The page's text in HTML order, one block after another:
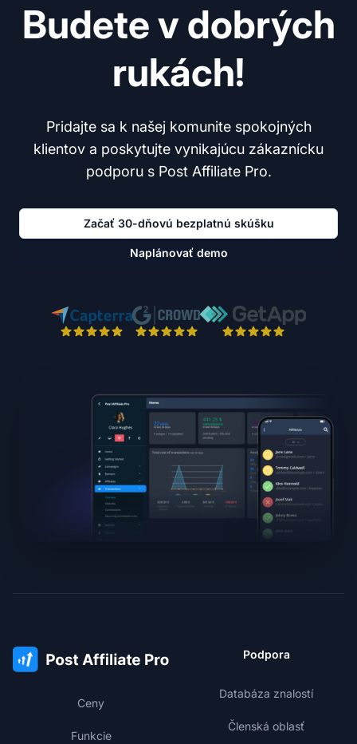
Budete v dobrých
rukách!
Pridajte sa k našej komunite spokojných
klientov a poskytujte vynikajúcu zákaznícku
podporu s Post Affiliate Pro.
Začať 30-dňovú bezplatnú skúšku
Naplánovať demo
Ceny
Funkcie
Podpora
Databáza znalostí
Členská oblasť